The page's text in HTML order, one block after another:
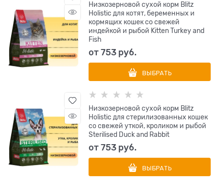
Низкозерновой сухой корм Blitz
Holistic для котят, беременных и
кормящих кошек со свежей
индейкой и рыбой Kitten Turkey and
Fish
от753 руб.
ВЫБРАТЬ
Низкозерновой сухой корм Blitz
Holistic для стерилизованных кошек
со свежей уткой, кроликом и рыбой
Sterilised Duck and Rabbit
от753 руб.
ВЫБРАТЬ